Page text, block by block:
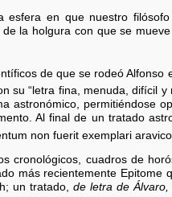
esfera en que nuestro
de la holgura con que se
de que se rodeó Alfonso
su “letra fina, menuda, difícil y
astronómico, permitiéndose
Al final de un tratado
non fuerit exemplari
cronológicos, cuadros de
más recientemente
un tratado, de letra de Álvaro,